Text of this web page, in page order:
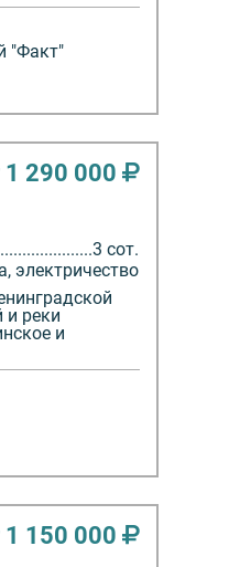
"Факт"
1 290 000
3 сот.
электричество
и реки
и
1 150 000